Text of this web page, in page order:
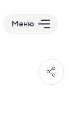
Меню